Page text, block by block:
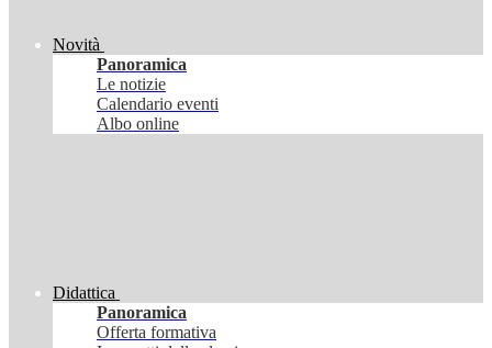
Novità
Panoramica
Le notizie
Calendario eventi
Albo online
Didattica
Panoramica
Offerta formativa